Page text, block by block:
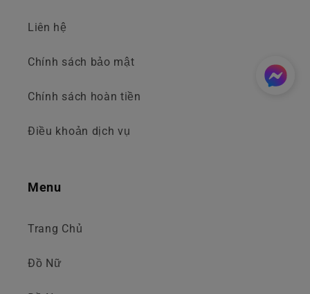
Liên hệ
Chính sách bảo mật
Chính sách hoàn tiền
Điều khoản dịch vụ
Menu
Trang Chủ
Đồ Nữ